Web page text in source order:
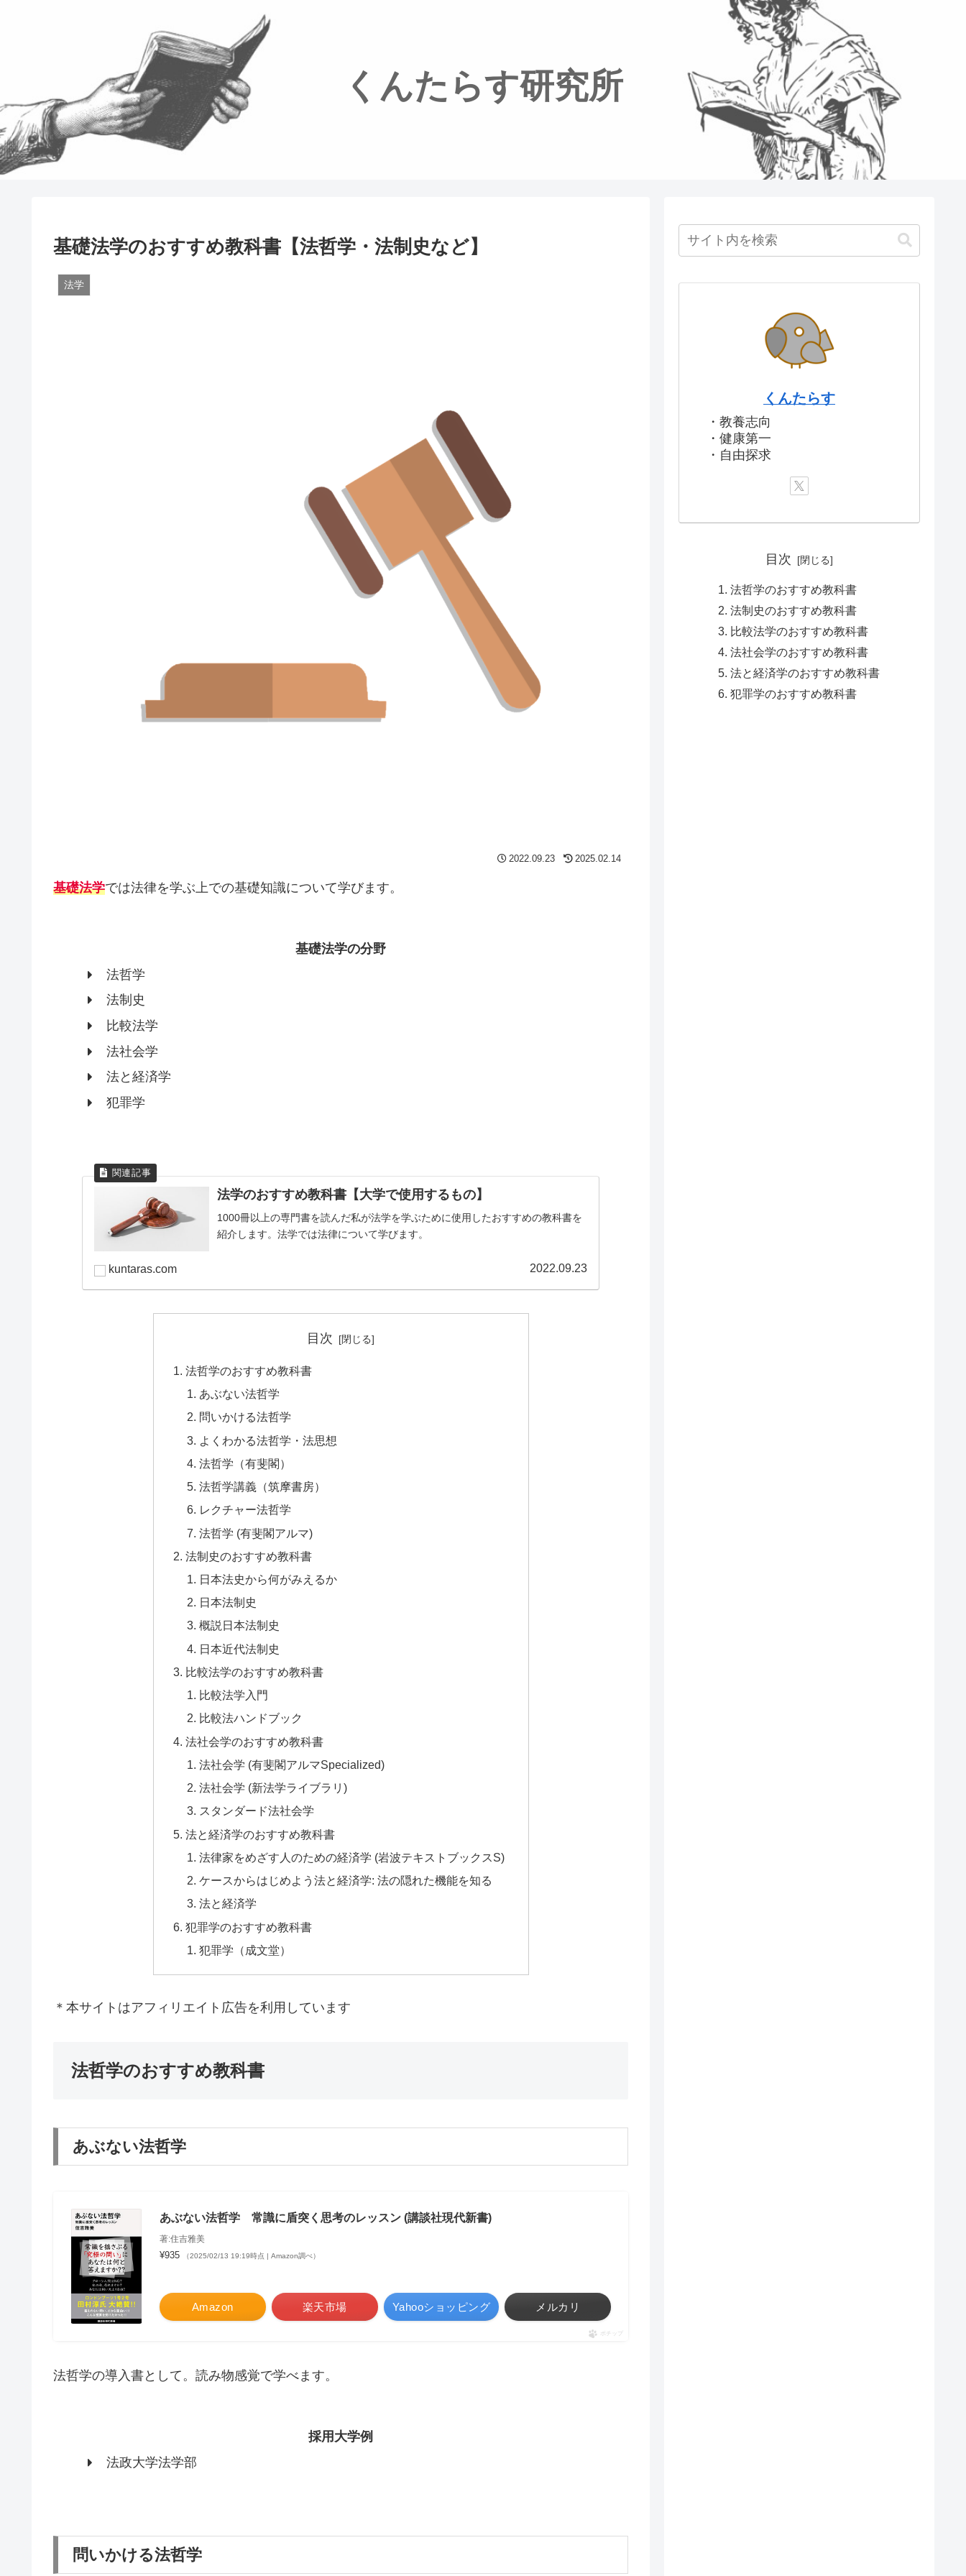
くんたらす研究所
基礎法学のおすすめ教科書【法哲学・法制史など】
法学
2022.09.23 2025.02.14
基礎法学では法律を学ぶ上での基礎知識について学びます。
基礎法学の分野
法哲学
法制史
比較法学
法社会学
法と経済学
犯罪学
法学のおすすめ教科書【大学で使用するもの】
1000冊以上の専門書を読んだ私が法学を学ぶために使用したおすすめの教科書を
紹介します。法学では法律について学びます。
kuntaras.com 2022.09.23
目次
法哲学のおすすめ教科書
あぶない法哲学
問いかける法哲学
よくわかる法哲学・法思想
法哲学（有斐閣）
法哲学講義（筑摩書房）
レクチャー法哲学
法哲学 (有斐閣アルマ)
法制史のおすすめ教科書
日本法史から何がみえるか
日本法制史
概説日本法制史
日本近代法制史
比較法学のおすすめ教科書
比較法学入門
比較法ハンドブック
法社会学のおすすめ教科書
法社会学 (有斐閣アルマSpecialized)
法社会学 (新法学ライブラリ)
スタンダード法社会学
法と経済学のおすすめ教科書
法律家をめざす人のための経済学 (岩波テキストブックスS)
ケースからはじめよう法と経済学: 法の隠れた機能を知る
法と経済学
犯罪学のおすすめ教科書
犯罪学（成文堂）
＊本サイトはアフィリエイト広告を利用しています
法哲学のおすすめ教科書
あぶない法哲学
あぶない法哲学 常識に盾突く思考のレッスン (講談社現代新書)
著:住吉雅美
¥935 （2025/02/13 19:19時点 | Amazon調べ）
Amazon 楽天市場 Yahooショッピング メルカリ
ポチップ
法哲学の導入書として。読み物感覚で学べます。
採用大学例
法政大学法学部
問いかける法哲学
くんたらす
・教養志向
・健康第一
・自由探求
目次
法哲学のおすすめ教科書
法制史のおすすめ教科書
比較法学のおすすめ教科書
法社会学のおすすめ教科書
法と経済学のおすすめ教科書
犯罪学のおすすめ教科書